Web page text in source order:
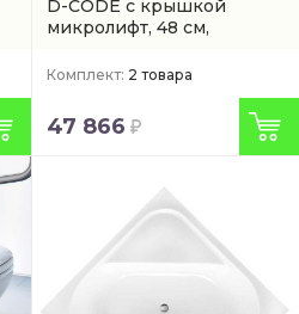
D-CODE с крышкой
микролифт, 48 см,
Комплект: 2 товара
47 866